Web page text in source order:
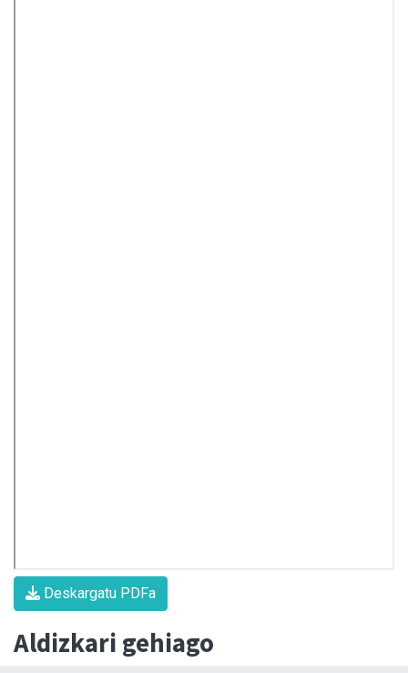
Deskargatu PDFa
Aldizkari gehiago